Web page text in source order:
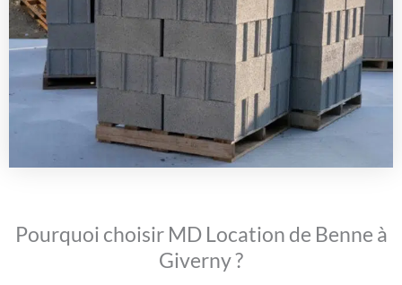
Pourquoi choisir MD Location de Benne à
Giverny ?